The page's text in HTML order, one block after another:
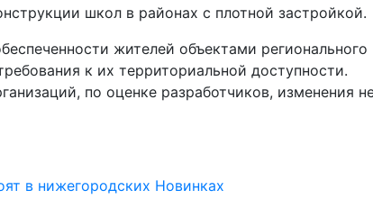
школ в районах с плотной застройкой.
жителей объектами регионального
к их территориальной доступности.
по оценке разработчиков, изменения
в нижегородских Новинках